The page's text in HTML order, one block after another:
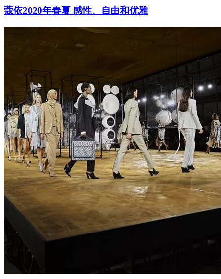
蔻依2020年春夏 感性、自由和优雅